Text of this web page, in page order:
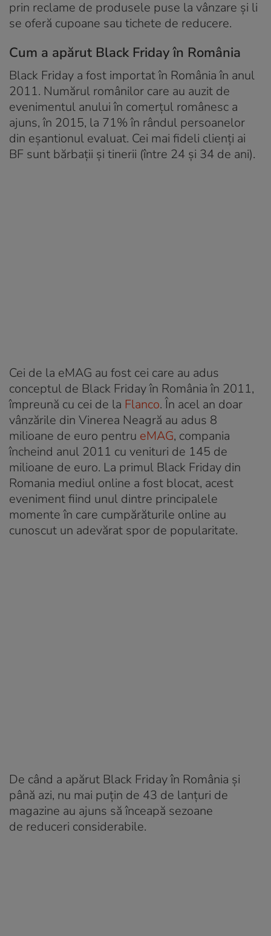
prin reclame de produsele puse la vânzare şi li
se oferă cupoane sau tichete de reducere.
Cum a apărut Black Friday în România
Black Friday a fost importat în România în anul
2011. Numărul românilor care au auzit de
evenimentul anului în comerţul românesc a
ajuns, în 2015, la 71% în rândul persoanelor
din eşantionul evaluat. Cei mai fideli clienţi ai
BF sunt bărbaţii şi tinerii (între 24 şi 34 de ani).
Cei de la eMAG au fost cei care au adus
conceptul de Black Friday în România în 2011,
împreună cu cei de la Flanco. În acel an doar
vânzările din Vinerea Neagră au adus 8
milioane de euro pentru eMAG, compania
încheind anul 2011 cu venituri de 145 de
milioane de euro. La primul Black Friday din
Romania mediul online a fost blocat, acest
eveniment fiind unul dintre principalele
momente în care cumpărăturile online au
cunoscut un adevărat spor de popularitate.
De când a apărut Black Friday în România și
până azi, nu mai puțin de 43 de lanțuri de
magazine au ajuns să înceapă sezoane
de reduceri considerabile.